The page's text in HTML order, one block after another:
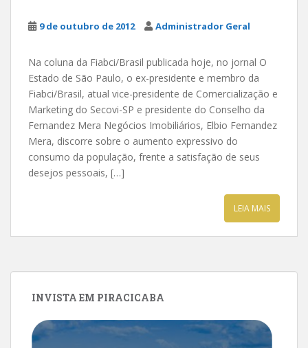
9 de outubro de 2012 Administrador Geral
Na coluna da Fiabci/Brasil publicada hoje, no jornal O
Estado de São Paulo, o ex-presidente e membro da
Fiabci/Brasil, atual vice-presidente de Comercialização e
Marketing do Secovi-SP e presidente do Conselho da
Fernandez Mera Negócios Imobiliários, Elbio Fernandez
Mera, discorre sobre o aumento expressivo do
consumo da população, frente a satisfação de seus
desejos pessoais, […]
LEIA MAIS
INVISTA EM PIRACICABA